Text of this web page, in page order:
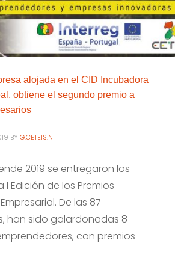
alojada en el CID Incubadora
obtiene el segundo premio a
BY G.CETEIS.N
2019 se entregaron los
I Edición de los Premios
De las 87
han sido galardonadas 8
con premios